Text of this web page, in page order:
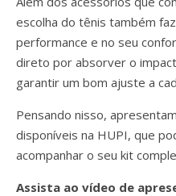
escolha do tênis também
performance e no seu
direto por absorver o
garantir um bom ajuste a
Pensando nisso,
disponíveis na HUPI, que
acompanhar o seu kit
Assista ao vídeo de